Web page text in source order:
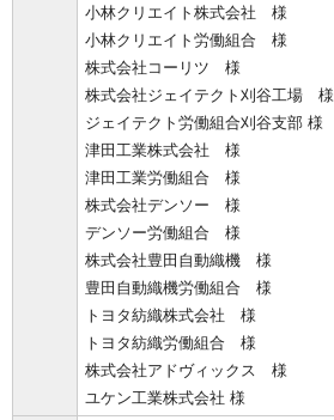
小林クリエイト株式会社 様
小林クリエイト労働組合 様
株式会社コーリツ 様
株式会社ジェイテクト刈谷工場 様
ジェイテクト労働組合刈谷支部 様
津田工業株式会社 様
津田工業労働組合 様
株式会社デンソー 様
デンソー労働組合 様
株式会社豊田自動織機 様
豊田自動織機労働組合 様
トヨタ紡織株式会社 様
トヨタ紡織労働組合 様
株式会社アドヴィックス 様
ユケン工業株式会社 様